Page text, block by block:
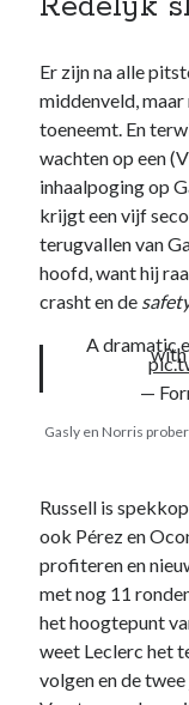
Er zijn na alle
middenveld,
toeneemt. En
wachten op een
inhaalpoging op
krijgt een vijf
terugvallen van
hoofd, want hij
crasht en de
A dramatic
—
Gasly en Norris
Russell is
ook Pérez en
profiteren en
met nog 11
het hoogtepunt
weet Leclerc het
volgen en de